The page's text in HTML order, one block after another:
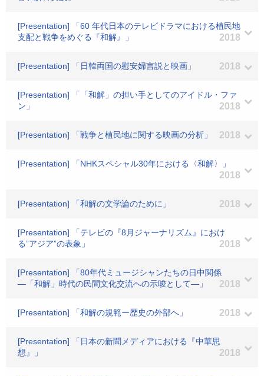
[Presentation] 「60 年代日本のテレビドラマにおける植民地
支配と戦争をめぐる『和解』」
2018
[Presentation] 「日韓両国の慰安婦言説と映画」 2018
[Presentation] 「「和解」の担い手としてのアイドル・ファ
ン」
2018
[Presentation] 「戦争と植民地に関する映画の分析」 2018
[Presentation] 「NHKスペシャル30年における〈和解〉」
2018
[Presentation] 「和解の文学論のために」 2018
[Presentation] 「テレビの『8月ジャーナリズム』におけ
る”アジア”の表象」
2018
[Presentation] 「80年代ミュージシャンたちの日中関係
―「和解」時代の民間文化交流への示唆として―」
2018
[Presentation] 「和解の規範ー歴史の外部へ」 2018
[Presentation] 「日本の新聞メディアにおける『中華思
想』」
2018